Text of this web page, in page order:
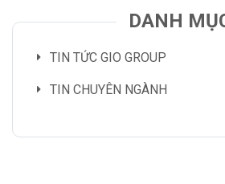
DANH
TIN TỨC GIO GROUP
TIN CHUYÊN NGÀNH